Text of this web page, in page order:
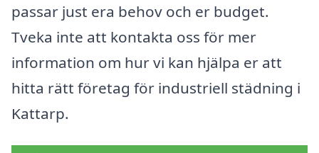
passar just era behov och er budget.
Tveka inte att kontakta oss för mer
information om hur vi kan hjälpa er att
hitta rätt företag för industriell städning i
Kattarp.